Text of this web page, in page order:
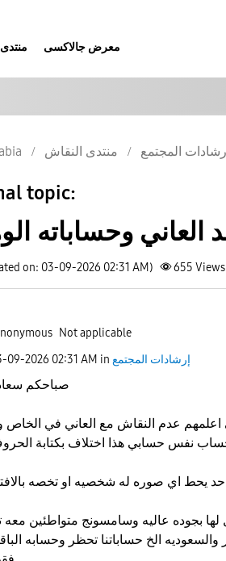
معرض جالاكسى
منتدى النقاش إرشادات المجتمع
topic:
وحساباته
on: 03-09-2026 02:31 AM) 655 Views
Not applicable
09-2026 02:31 AM in إرشادات المجتمع
عدم النقاش مع العاني في الخاص
لها بجوده عاليه وسامسونج متواطئين معه
والسعوديه الخ حساباتنا تحظر وحسابه